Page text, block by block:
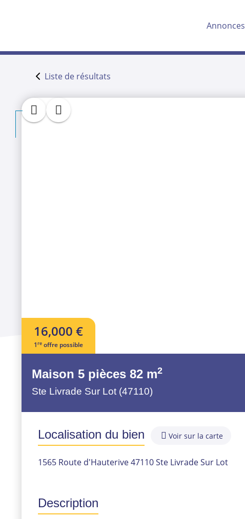
Annonces
Liste de résultats
16,000 €
1re offre possible
Maison 5 pièces 82 m2
Ste Livrade Sur Lot (47110)
Localisation du bien Voir sur la carte
1565 Route d'Hauterive 47110 Ste Livrade Sur Lot
Description